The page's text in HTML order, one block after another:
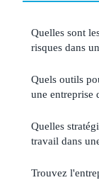
Quelles sont
risques dans
Quels outils
une entreprise
Quelles
travail dans
Trouvez